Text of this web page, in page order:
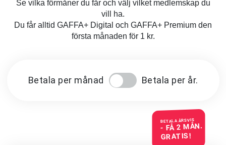
Se vilka förmåner du får och välj vilket medlemskap du
vill ha.
Du får alltid GAFFA+ Digital och GAFFA+ Premium den
första månaden för 1 kr.
Betala per månad Betala per år.
BETALA ÅRSVIS
- FÅ 2 MÅN.
GRATIS!